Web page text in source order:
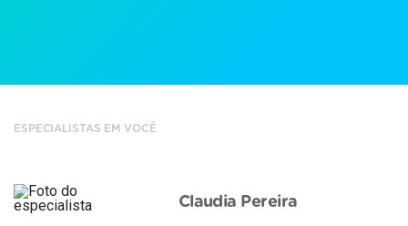
ESPECIALISTAS EM VOCÊ
Claudia Pereira